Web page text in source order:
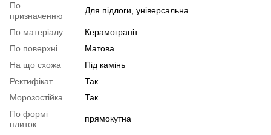
По
призначенню
Для підлоги, універсальна
По матеріалу
Керамограніт
По поверхні
Матова
На що схожа
Під камінь
Ректифікат
Так
Морозостійка
Так
По формі
плиток
прямокутна